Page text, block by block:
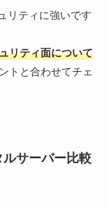
リティに強いです
リティ面について
トと合わせてチェ
サーバー比較